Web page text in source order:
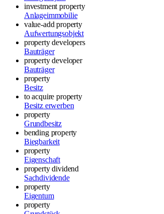
investment property
Anlageimmobilie
value-add property
Aufwertungsobjekt
property developers
Bauträger
property developer
Bauträger
property
Besitz
to acquire property
Besitz erwerben
property
Grundbesitz
bending property
Biegbarkeit
property
Eigenschaft
property dividend
Sachdividende
property
Eigentum
property